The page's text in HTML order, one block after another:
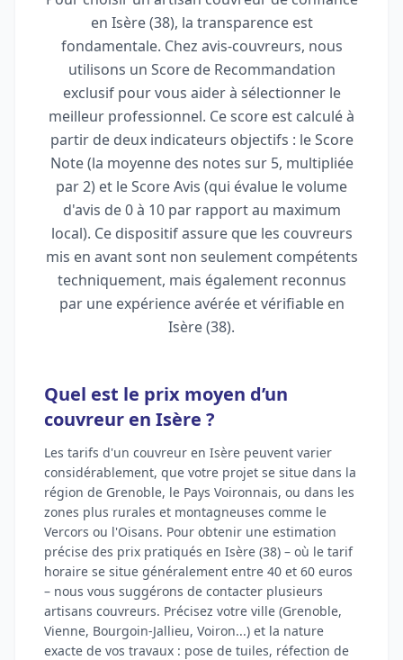
en Isère (38), la transparence est
fondamentale. Chez avis-couvreurs, nous
utilisons un Score de Recommandation
exclusif pour vous aider à sélectionner le
meilleur professionnel. Ce score est calculé à
partir de deux indicateurs objectifs : le Score
Note (la moyenne des notes sur 5, multipliée
par 2) et le Score Avis (qui évalue le volume
d'avis de 0 à 10 par rapport au maximum
local). Ce dispositif assure que les couvreurs
mis en avant sont non seulement compétents
techniquement, mais également reconnus
par une expérience avérée et vérifiable en
Isère (38).
Quel est le prix moyen d’un
couvreur en Isère ?
Les tarifs d'un couvreur en Isère peuvent varier
considérablement, que votre projet se situe dans la
région de Grenoble, le Pays Voironnais, ou dans les
zones plus rurales et montagneuses comme le
Vercors ou l'Oisans. Pour obtenir une estimation
précise des prix pratiqués en Isère (38) – où le tarif
horaire se situe généralement entre 40 et 60 euros
– nous vous suggérons de contacter plusieurs
artisans couvreurs. Précisez votre ville (Grenoble,
Vienne, Bourgoin-Jallieu, Voiron...) et la nature
exacte de vos travaux : pose de tuiles, réfection de